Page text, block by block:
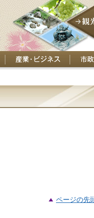
産業・ビジネス 市政情
ページの先